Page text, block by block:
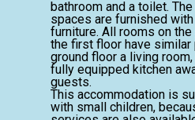
bathroom and a toilet.
spaces are furnished
furniture. All rooms on
the first floor have similar
ground floor a living
fully equipped kitchen
guests.
This accommodation is
with small children,